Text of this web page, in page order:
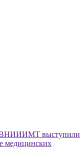
ВНИИИМТ выступили
медицинских